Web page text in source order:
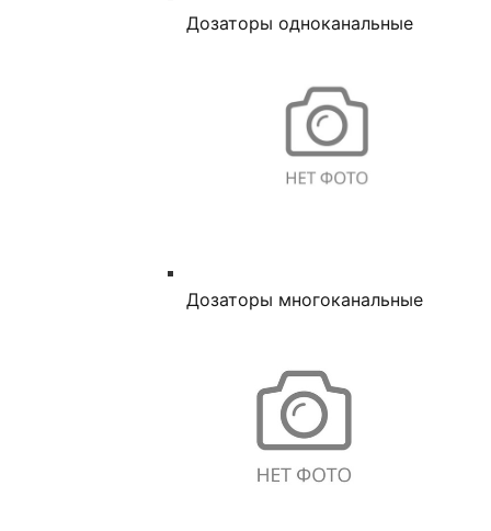
Дозаторы одноканальные
Дозаторы многоканальные